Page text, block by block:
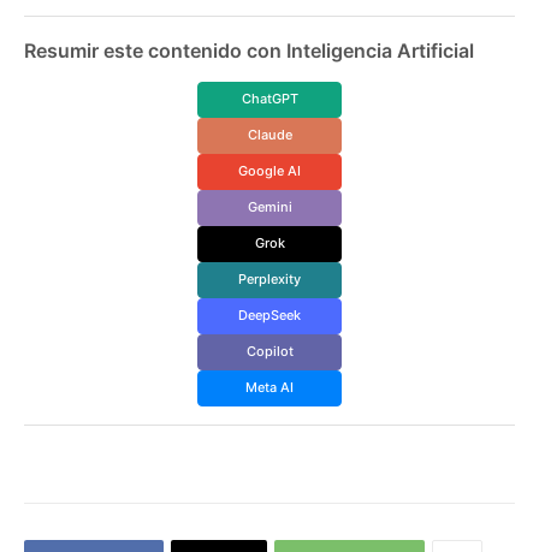
Resumir este contenido con Inteligencia Artificial
ChatGPT
Claude
Google AI
Gemini
Grok
Perplexity
DeepSeek
Copilot
Meta AI